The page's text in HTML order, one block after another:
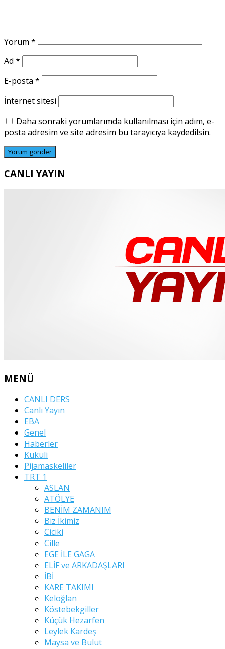
Yorum *
Ad *
E-posta *
İnternet sitesi
Daha sonraki yorumlarımda kullanılması için adım, e-
posta adresim ve site adresim bu tarayıcıya kaydedilsin.
CANLI YAYIN
MENÜ
CANLI DERS
Canlı Yayın
EBA
Genel
Haberler
Kukuli
Pijamaskeliler
TRT 1
ASLAN
ATÖLYE
BENİM ZAMANIM
Biz İkimiz
Ciciki
Cille
EGE İLE GAGA
ELİF ve ARKADAŞLARI
İBİ
KARE TAKIMI
Keloğlan
Köstebekgiller
Küçük Hezarfen
Leylek Kardeş
Maysa ve Bulut